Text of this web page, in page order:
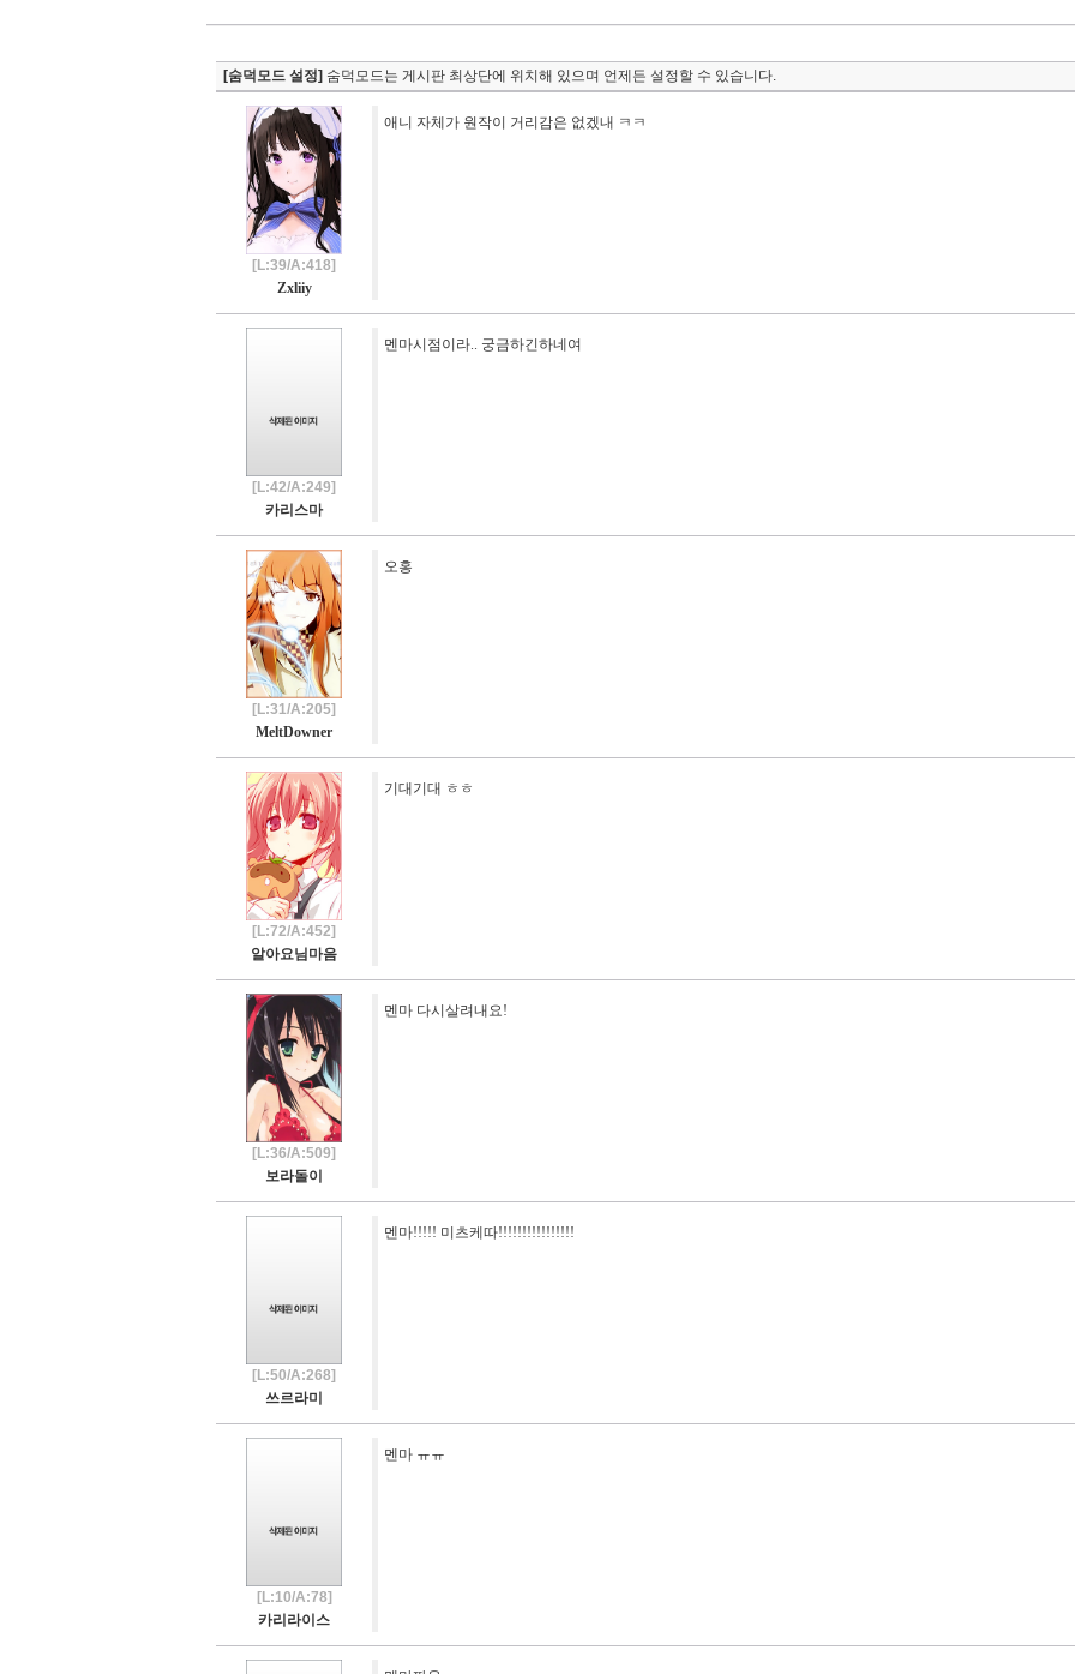
[숨덕모드 설정] 숨덕모드는 게시판 최상단에 위치해 있으며 언제든 설정할 수 있습니다.
[L:39/A:418]
Zxliiy
애니 자체가 원작이 거리감은 없겠내 ㅋㅋ
[L:42/A:249]
카리스마
멘마시점이라.. 궁금하긴하네여
[L:31/A:205]
MeltDowner
오홍
[L:72/A:452]
알아요님마음
기대기대 ㅎㅎ
[L:36/A:509]
보라돌이
멘마 다시살려내요!
[L:50/A:268]
쓰르라미
멘마!!!!! 미츠케따!!!!!!!!!!!!!!!!
[L:10/A:78]
카리라이스
멘마 ㅠㅠ